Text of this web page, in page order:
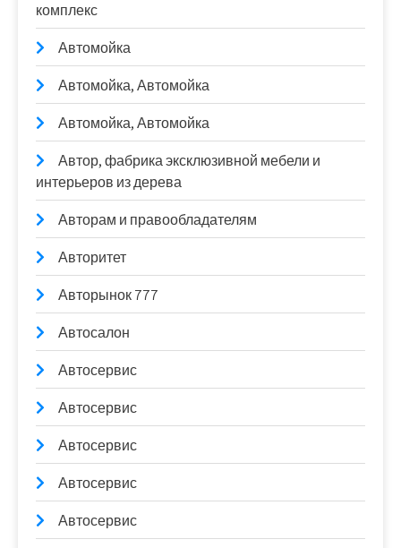
комплекс
Автомойка
Автомойка, Автомойка
Автомойка, Автомойка
Автор, фабрика эксклюзивной мебели и
интерьеров из дерева
Авторам и правообладателям
Авторитет
Авторынок 777
Автосалон
Автосервис
Автосервис
Автосервис
Автосервис
Автосервис